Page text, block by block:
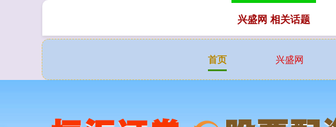
首页 兴盛网
兴盛网 相关话题